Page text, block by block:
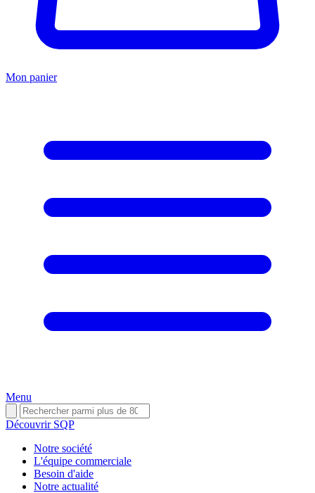
Mon panier
Menu
Découvrir SQP
Notre société
L'équipe commerciale
Besoin d'aide
Notre actualité